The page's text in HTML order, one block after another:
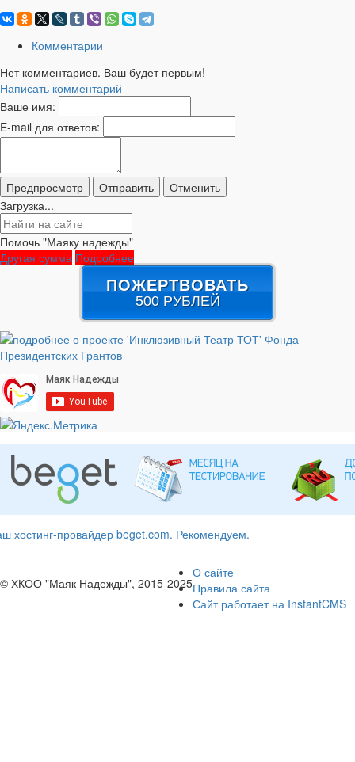
—
Комментарии
Нет комментариев. Ваш будет первым!
Написать комментарий
Ваше имя:
E-mail для ответов:
Загрузка...
Помочь "Маяку надежды"
Другая сумма Подробнее
ПОЖЕРТВОВАТЬ
500 РУБЛЕЙ
хостинг-провайдер beget.com. Рекомендуем.
© ХКОО "Маяк Надежды", 2015-2025
О сайте
Правила сайта
Сайт работает на InstantCMS